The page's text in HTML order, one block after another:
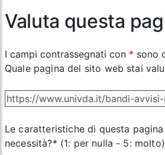
Valuta questa
I campi contrassegnati con * sono
Quale pagina del sito web stai
Le caratteristiche di questa
necessità?* (1: per nulla - 5: molto)